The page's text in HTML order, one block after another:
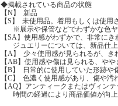
◆掲載されている商品の状態
【N】 新品
【S】 未使用品。着用もしくは使用
※展示や保管などでわずかな色ヤ
【SA】使用感がわずかで、非常にき
ジュエリーについては、新品仕上
【A】 少々使用感が見られるが、き
【AB】使用感や傷は見られる、やや
【B】 日常的に使用していた形跡や
【C】 色濃く使用感があり、傷や汚
【AQ】アンティークまたはヴィンテ
時間の経過により商品価値が向上